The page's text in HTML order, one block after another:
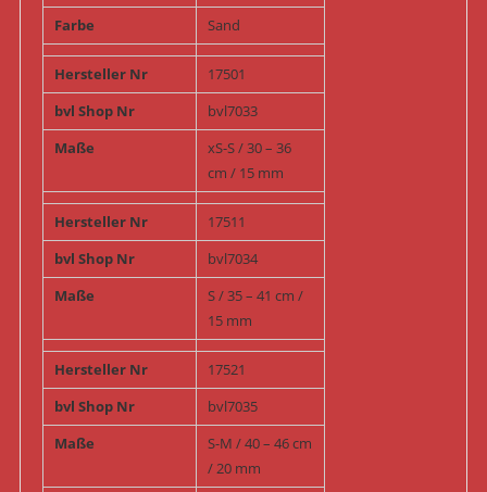
Farbe
Sand
Hersteller Nr
17501
bvl Shop Nr
bvl7033
Maße
xS-S / 30 – 36
cm / 15 mm
Hersteller Nr
17511
bvl Shop Nr
bvl7034
Maße
S / 35 – 41 cm /
15 mm
Hersteller Nr
17521
bvl Shop Nr
bvl7035
Maße
S-M / 40 – 46 cm
/ 20 mm